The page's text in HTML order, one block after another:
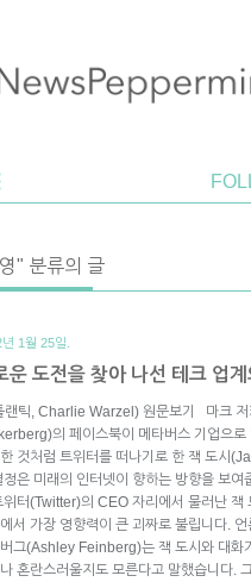
" 분류의 글
1월 25일.
운 도전을 찾아 나선 테크 업
랜틱, Charlie Warzel) 원문보기 마크
의 페이스북이 메타버스 기업으로
것처럼 트위터를 떠나기로 한 잭 도시
정은 미래의 인터넷이 향하는 방향을 보여
위터(Twitter)의 CEO 자리에서 물러난 잭
서 가장 영향력이 큰 괴짜로 불립니다. 언
그(Ashley Feinberg)는 잭 도시와 대화
혼란스러울지도 모른다고 말했습니다.